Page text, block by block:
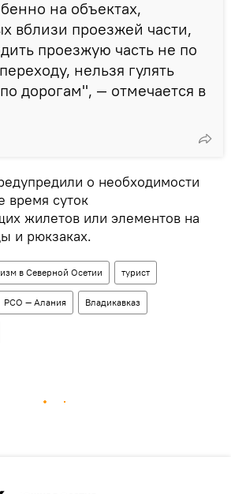
на объектах,
вблизи проезжей части,
проезжую часть не по
нельзя гулять
дорогам", — отмечается в
о необходимости
время суток
жилетов или элементов на
и рюкзаках.
в Северной Осетии турист
РСО — Алания Владикавказ